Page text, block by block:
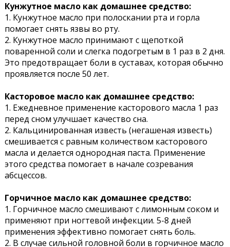
Кунжутное масло как домашнее средство:
1. Кунжутное масло при полоскании рта и горла
помогает снять язвы во рту.
2. Кунжутное масло принимают с щепоткой
поваренной соли и слегка подогретым в 1 раз в 2 дня.
Это предотвращает боли в суставах, которая обычно
проявляется после 50 лет.
Касторовое масло как домашнее средство:
1. Ежедневное применение касторового масла 1 раз
перед сном улучшает качество сна.
2. Кальцинированная известь (негашеная известь)
смешивается с равным количеством касторового
масла и делается однородная паста. Применение
этого средства помогает в начале созревания
абсцессов.
Горчичное масло как домашнее средство:
1. Горчичное масло смешивают с лимонным соком и
применяют при ногтевой инфекции. 5-8 дней
применения эффективно помогает снять боль.
2. В случае сильной головной боли в горчичное масло